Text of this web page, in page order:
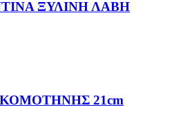
ΞΥΛΙΝΗ ΛΑΒΗ
21cm